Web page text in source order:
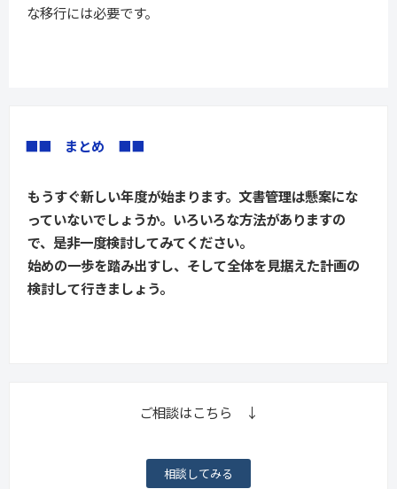
な移行には必要です。
■■　まとめ　■■
もうすぐ新しい年度が始まります。文書管理は懸案にな
っていないでしょうか。いろいろな方法がありますの
で、是非一度検討してみてください。
始めの一歩を踏み出すし、そして全体を見据えた計画の
検討して行きましょう。
ご相談はこちら ↓
相談してみる